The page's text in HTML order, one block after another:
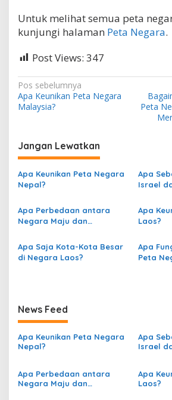
Untuk melihat semua peta
kunjungi halaman Peta Negara.
Post Views: 347
N
a
i
g
a
s
i
p
s
Pos sebelumnya
Apa Keunikan Peta Negara
Malaysia?
Peta
Jangan Lewatkan
Apa Keunikan Peta Negara
Nepal?
Apa
Israel
Apa Perbedaan antara
Negara Maju dan
Peta?
Apa
Laos?
Apa Saja Kota-Kota Besar
di Negara Laos?
Apa
Peta
News Feed
Apa Keunikan Peta Negara
Nepal?
Apa
Israel
Apa Perbedaan antara
Negara Maju dan
Apa
Laos?